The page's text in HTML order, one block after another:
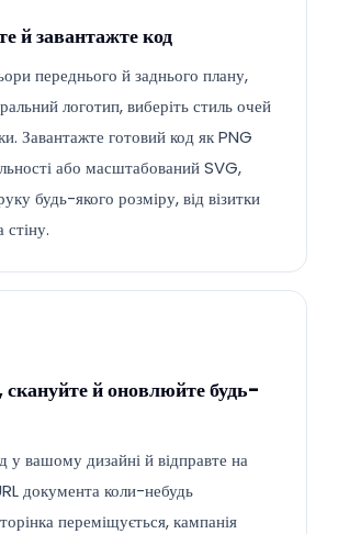
й завантажте код
переднього й заднього плану,
логотип, виберіть стиль очей
Завантажте готовий код як PNG
або масштабований SVG,
будь-якого розміру, від візитки
скануйте й оновлюйте будь-
у вашому дизайні й відправте на
документа коли-небудь
переміщується, кампанія